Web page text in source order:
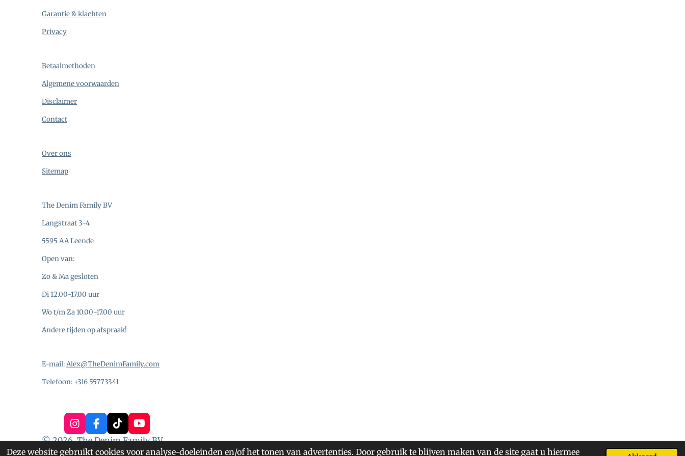
Deze website gebruikt cookies voor analyse-doeleinden en/of het tonen van advertenties. Door gebruik te blijven maken van de site gaat u hiermee
Garantie & klachten
Privacy
Betaalmethoden
Algemene voorwaarden
Disclaimer
Contact
Over ons
Sitemap
The Denim Family BV
Langstraat 3-4
5595 AA Leende
Open van:
Zo & Ma gesloten
Di 12.00-17.00 uur
Wo t/m Za 10.00-17.00 uur
Andere tijden op afspraak!
E-mail:Alex@TheDenimFamily.com
Telefoon: +316 55773341
I
n
F
a
T
i
Y
o
© 2026, The Denim Family BV